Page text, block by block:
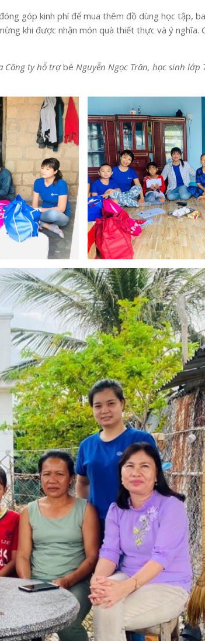
góp kinh phí để mua thêm đồ dùng học tập,
khi được nhận món quà thiết thực và ý nghĩa.
Công ty hỗ trợbé Nguyễn Ngọc Trân, học sinh lớp